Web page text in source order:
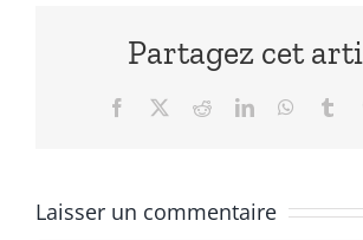
Partagez cet
Facebook RedditLinkedIn
Laisser un commentaire